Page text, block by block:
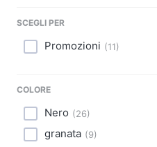
SCEGLI PER
Promozioni (11)
COLORE
Nero (26)
granata (9)